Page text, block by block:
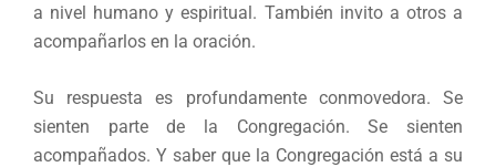
a nivel humano y espiritual. También invito a otros a
acompañarlos en la oración.
Su respuesta es profundamente conmovedora. Se
sienten parte de la Congregación. Se sienten
acompañados. Y saber que la Congregación está a su